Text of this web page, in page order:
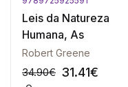
Leis da Natureza
Humana, As
Robert Greene
34.90€ 31.41€